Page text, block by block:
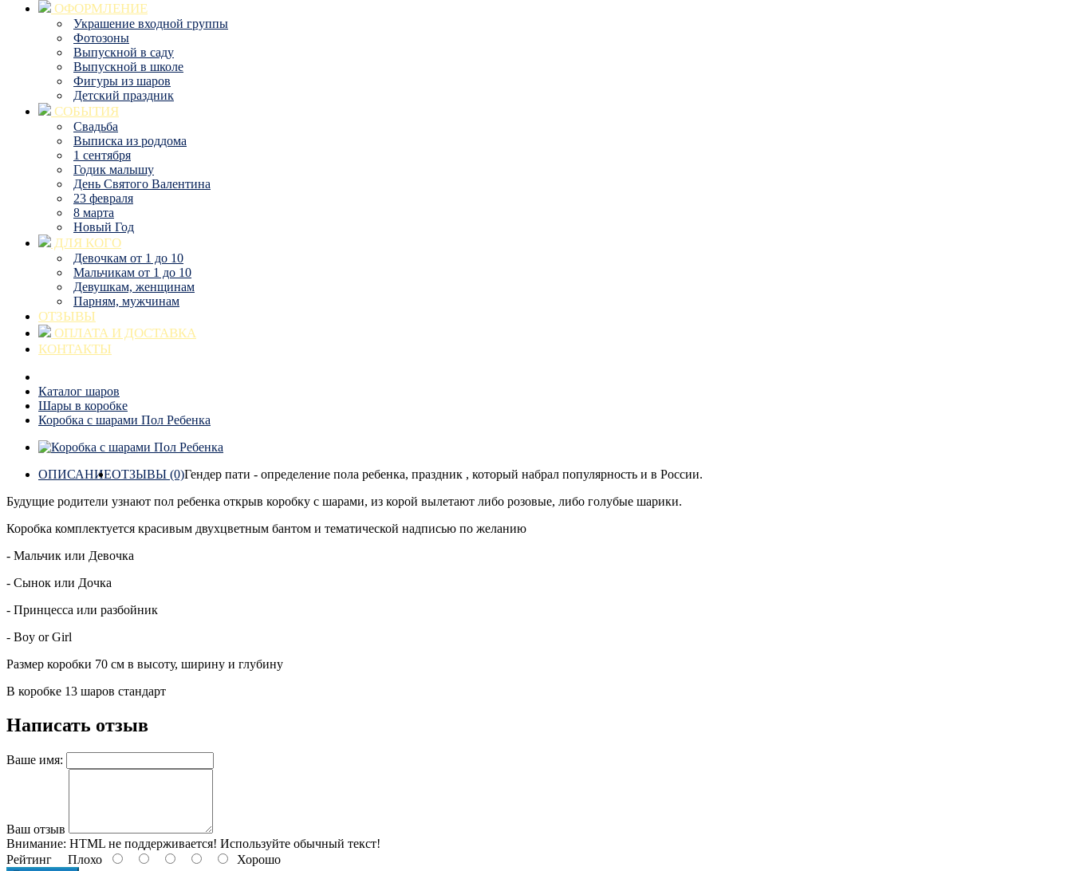
ОФОРМЛЕНИЕ
Украшение входной группы
Фотозоны
Выпускной в саду
Выпускной в школе
Фигуры из шаров
Детский праздник
СОБЫТИЯ
Свадьба
Выписка из роддома
1 сентября
Годик малышу
День Святого Валентина
23 февраля
8 марта
Новый Год
ДЛЯ КОГО
Девочкам от 1 до 10
Мальчикам от 1 до 10
Девушкам, женщинам
Парням, мужчинам
ОТЗЫВЫ
ОПЛАТА И ДОСТАВКА
КОНТАКТЫ
Каталог шаров
Шары в коробке
Коробка с шарами Пол Ребенка
ОПИСАНИЕОТЗЫВЫ (0)Гендер пати - определение пола ребенка, праздник , который набрал популярность и в России.
Будущие родители узнают пол ребенка открыв коробку с шарами, из корой вылетают либо розовые, либо голубые шарики.
Коробка комплектуется красивым двухцветным бантом и тематической надписью по желанию
- Мальчик или Девочка
- Сынок или Дочка
- Принцесса или разбойник
- Boy or Girl
Размер коробки 70 см в высоту, ширину и глубину
В коробке 13 шаров стандарт
Написать отзыв
Ваше имя:
Ваш отзыв
Внимание: HTML не поддерживается! Используйте обычный текст!
Рейтинг Плохо Хорошо